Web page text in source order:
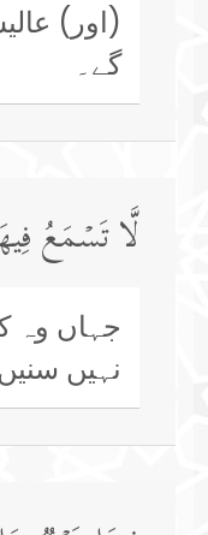
(اور)
گے۔
لَّا تَسۡمَعُ
جہاں وہ
نہیں